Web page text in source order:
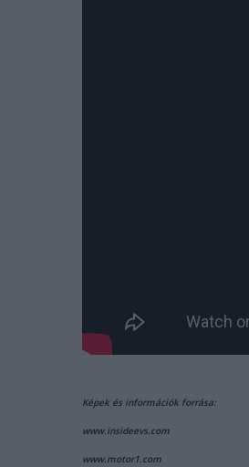
Képek és információk forrása:
www.insideevs.com
www.motor1.com